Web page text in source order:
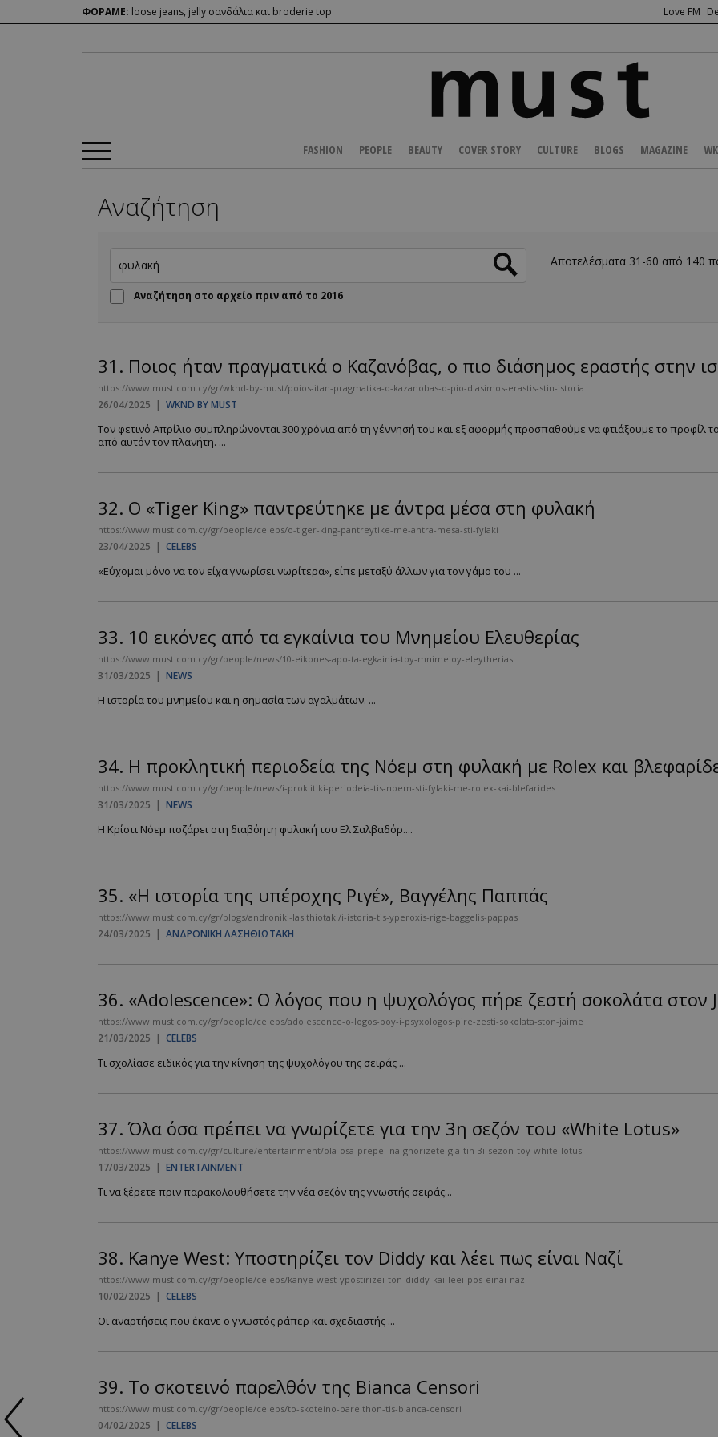
ΦΟΡΑΜΕ: loose jeans, jelly σανδάλια και broderie top Love FM
FASHION PEOPLE BEAUTY COVER STORY CULTURE BLOGS MAGAZINE
Αναζήτηση
Αναζήτηση στο αρχείο πριν από το 2016
Αποτελέσματα 31-60 από 140
31. Ποιος ήταν πραγματικά ο Καζανόβας, ο πιο διάσημος εραστής στην
https://www.must.com.cy/gr/wknd-by-must/poios-itan-pragmatika-o-kazanobas-o-pio-diasimos-erastis-stin-istoria
26/04/2025 | WKND BY MUST
Τον φετινό Απρίλιο συμπληρώνονται 300 χρόνια από τη γέννησή του και εξ αφορμής προσπαθούμε να φτιάξουμε το προφίλ
από αυτόν τον πλανήτη. ...
32. Ο «Tiger King» παντρεύτηκε με άντρα μέσα στη φυλακή
https://www.must.com.cy/gr/people/celebs/o-tiger-king-pantreytike-me-antra-mesa-sti-fylaki
23/04/2025 | CELEBS
«Εύχομαι μόνο να τον είχα γνωρίσει νωρίτερα», είπε μεταξύ άλλων για τον γάμο του ...
33. 10 εικόνες από τα εγκαίνια του Μνημείου Ελευθερίας
https://www.must.com.cy/gr/people/news/10-eikones-apo-ta-egkainia-toy-mnimeioy-eleytherias
31/03/2025 | NEWS
Η ιστορία του μνημείου και η σημασία των αγαλμάτων. ...
34. Η προκλητική περιοδεία της Νόεμ στη φυλακή με Rolex και
https://www.must.com.cy/gr/people/news/i-proklitiki-periodeia-tis-noem-sti-fylaki-me-rolex-kai-blefarides
31/03/2025 | NEWS
Η Κρίστι Νόεμ ποζάρει στη διαβόητη φυλακή του Ελ Σαλβαδόρ....
35. «Η ιστορία της υπέροχης Ριγέ», Βαγγέλης Παππάς
https://www.must.com.cy/gr/blogs/androniki-lasithiotaki/i-istoria-tis-yperoxis-rige-baggelis-pappas
24/03/2025 | ΑΝΔΡΟΝΙΚΗ ΛΑΣΗΘΙΩΤΑΚΗ
36. «Adolescence»: Ο λόγος που η ψυχολόγος πήρε ζεστή σοκολάτα στον
https://www.must.com.cy/gr/people/celebs/adolescence-o-logos-poy-i-psyxologos-pire-zesti-sokolata-ston-jaime
21/03/2025 | CELEBS
Τι σχολίασε ειδικός για την κίνηση της ψυχολόγου της σειράς ...
37. Όλα όσα πρέπει να γνωρίζετε για την 3η σεζόν του «White Lotus»
https://www.must.com.cy/gr/culture/entertainment/ola-osa-prepei-na-gnorizete-gia-tin-3i-sezon-toy-white-lotus
17/03/2025 | ENTERTAINMENT
Τι να ξέρετε πριν παρακολουθήσετε την νέα σεζόν της γνωστής σειράς...
38. Kanye West: Υποστηρίζει τον Diddy και λέει πως είναι Ναζί
https://www.must.com.cy/gr/people/celebs/kanye-west-ypostirizei-ton-diddy-kai-leei-pos-einai-nazi
10/02/2025 | CELEBS
Οι αναρτήσεις που έκανε ο γνωστός ράπερ και σχεδιαστής ...
39. Το σκοτεινό παρελθόν της Bianca Censori
https://www.must.com.cy/gr/people/celebs/to-skoteino-parelthon-tis-bianca-censori
04/02/2025 | CELEBS